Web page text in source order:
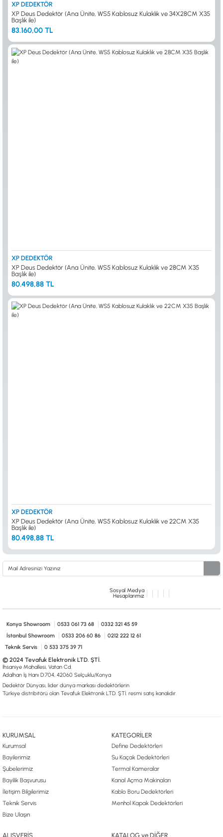
XP DEDEKTÖR
XP Deus Dedektör (Ana Ünite, WS5 Kablosuz Kulaklık ve 34X28CM X35
Başlık ile)
83.160,00 TL
XP DEDEKTÖR
XP Deus Dedektör (Ana Ünite, WS5 Kablosuz Kulaklık ve 28CM X35
Başlık ile)
80.498,88 TL
XP DEDEKTÖR
XP Deus Dedektör (Ana Ünite, WS5 Kablosuz Kulaklık ve 22CM X35
Başlık ile)
80.498,88 TL
Sosyal Medya
Hesaplarımız
Konya Showroom 0533 061 73 68
0332 321 45 59
İstanbul Showroom
0533 206 60 86
0212 222 12 61
Teknik Servis
0 533 375 39 71
© 2024 Tevafuk Elektronik LTD. ŞTİ.
İhsaniye Mahallesi, Vatan Cd.
Adalhan İş Hanı D:704, 42060 Selçuklu/Konya
Dedektör Dünyası, lider dünya markası dedektörlerin
Türkiye distribitörü olan Tevafuk Elektronik LTD. ŞTİ. resmi satış kanalıdır.
KURUMSAL
Kurumsal
Bayilerimiz
Şubelerimiz
Bayilik Başvurusu
İletişim Bilgilerimiz
Teknik Servis
Bize Ulaşın
KATEGORİLER
Define Dedektörleri
Su Kaçak Dedektörleri
Termal Kameralar
Kanal Açma Makinaları
Kablo Boru Dedektörleri
Menhol Kapak Dedektörleri
ALIŞVERİŞ KATALOG ve DİĞER